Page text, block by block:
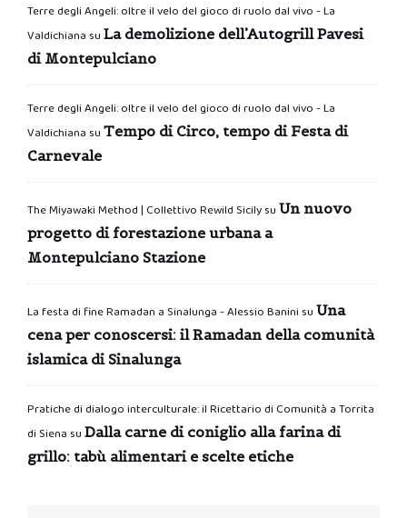
Terre degli Angeli: oltre il velo del gioco di ruolo dal vivo - La
Valdichiana su La demolizione dell’Autogrill Pavesi
di Montepulciano
Terre degli Angeli: oltre il velo del gioco di ruolo dal vivo - La
Valdichiana su Tempo di Circo, tempo di Festa di
Carnevale
The Miyawaki Method | Collettivo Rewild Sicilysu Un nuovo
progetto di forestazione urbana a
Montepulciano Stazione
La festa di fine Ramadan a Sinalunga - Alessio Banini su Una
cena per conoscersi: il Ramadan della comunità
islamica di Sinalunga
Pratiche di dialogo interculturale: il Ricettario di Comunità a Torrita
di Siena su Dalla carne di coniglio alla farina di
grillo: tabù alimentari e scelte etiche